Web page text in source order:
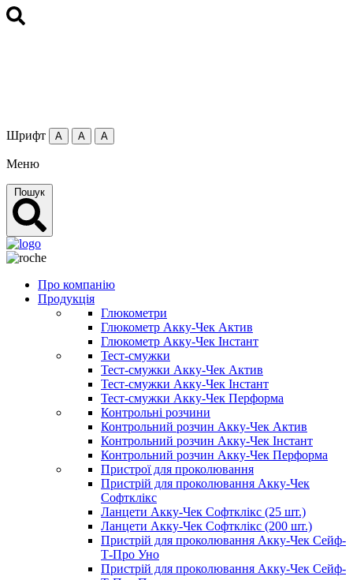
Шрифт А А А
Меню
Пошук
Про компанію
Продукція
Глюкометри
Глюкометр Акку-Чек Актив
Глюкометр Акку-Чек Інстант
Тест-смужки
Тест-смужки Акку-Чек Актив
Тест-смужки Акку-Чек Інстант
Тест-смужки Акку-Чек Перформа
Контрольні розчини
Контрольний розчин Акку-Чек Актив
Контрольний розчин Акку-Чек Інстант
Контрольний розчин Акку-Чек Перформа
Пристрої для проколювання
Пристрій для проколювання Акку-Чек
Софтклікс
Ланцети Акку-Чек Софтклікс (25 шт.)
Ланцети Акку-Чек Софтклікс (200 шт.)
Пристрій для проколювання Акку-Чек Сейф-
Т-Про Уно
Пристрій для проколювання Акку-Чек Сейф-